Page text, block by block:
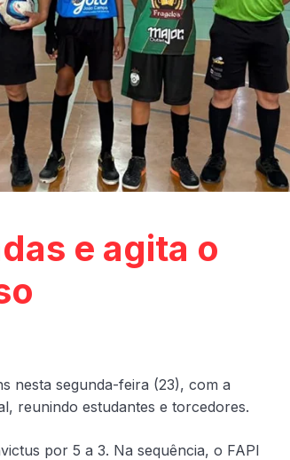
e agita o
nesta segunda-feira (23), com a
reunindo estudantes e torcedores.
por 5 a 3. Na sequência, o FAPI